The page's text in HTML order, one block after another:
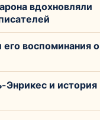
вдохновляли
его воспоминания о
Энрикес и история